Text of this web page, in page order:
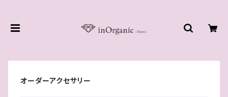
オーダーアクセサリー